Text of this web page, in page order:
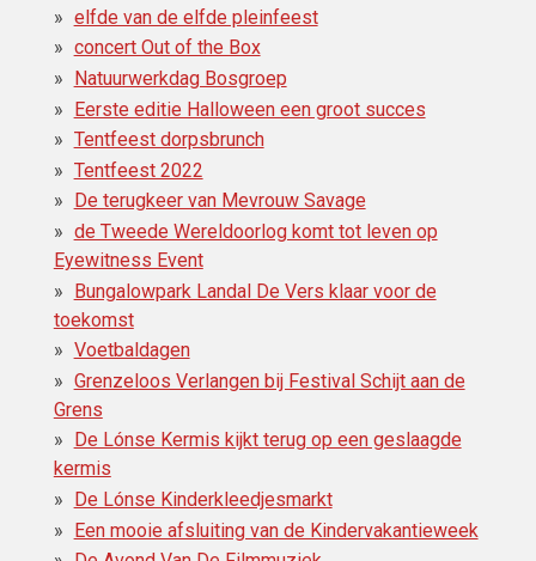
elfde van de elfde pleinfeest
concert Out of the Box
Natuurwerkdag Bosgroep
Eerste editie Halloween een groot succes
Tentfeest dorpsbrunch
Tentfeest 2022
De terugkeer van Mevrouw Savage
de Tweede Wereldoorlog komt tot leven op
Eyewitness Event
Bungalowpark Landal De Vers klaar voor de
toekomst
Voetbaldagen
Grenzeloos Verlangen bij Festival Schijt aan de
Grens
De Lónse Kermis kijkt terug op een geslaagde
kermis
De Lónse Kinderkleedjesmarkt
Een mooie afsluiting van de Kindervakantieweek